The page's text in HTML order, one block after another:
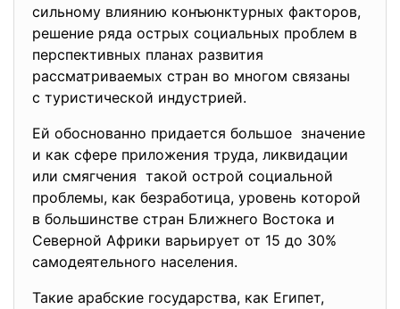
сильному влиянию конъюнктурных факторов,
решение ряда острых социальных проблем в
перспективных планах развития
рассматриваемых стран во многом связаны
с туристической индустрией.
Ей обоснованно придается большое значение
и как сфере приложения труда, ликвидации
или смягчения такой острой социальной
проблемы, как безработица, уровень которой
в большинстве стран Ближнего Востока и
Северной Африки варьирует от 15 до 30%
самодеятельного населения.
Такие арабские государства, как Египет,